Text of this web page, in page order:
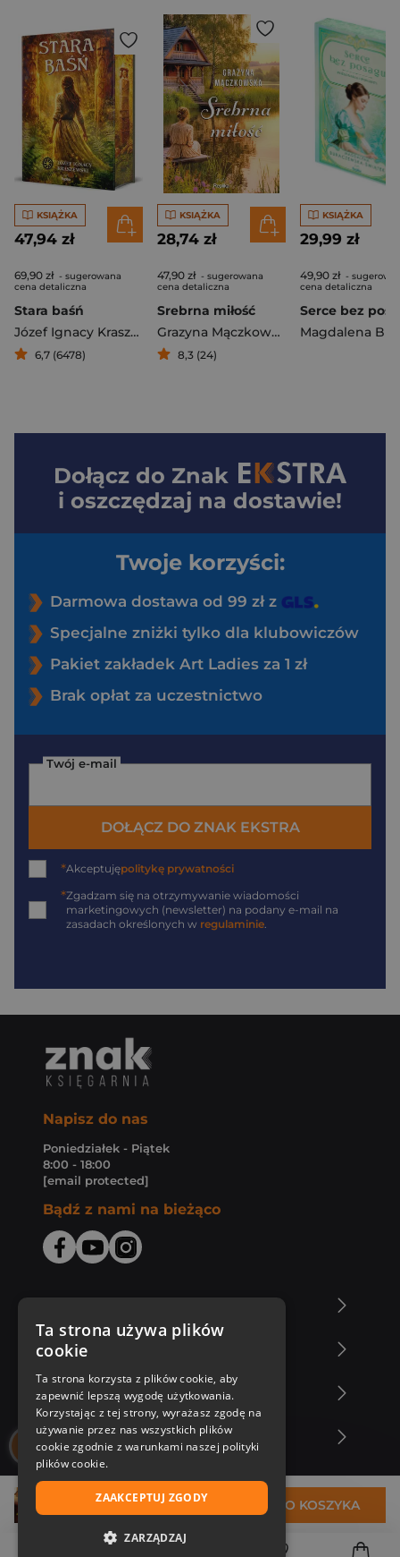
54,39 zł DO KOSZYKA
KSIĄŻKA
47,94 zł
69,90 zł - sugerowana
cena detaliczna
Stara baśń
Józef Ignacy Kraszewski
6,7 (6478)
KSIĄŻKA
28,74 zł
47,90 zł - sugerowana
cena detaliczna
Srebrna miłość
Grazyna Mączkowska
8,3 (24)
KSIĄŻKA
29,99 zł
49,90 zł -
cena detaliczna
Dołącz do Znak
i oszczędzaj na dostawie!
Twoje korzyści:
Darmowa dostawa od 99 zł z
Specjalne zniżki tylko dla klubowiczów
Pakiet zakładek Art Ladies za 1 zł
Brak opłat za uczestnictwo
Twój e-mail
DOŁĄCZ DO ZNAK EKSTRA
*Akceptujępolitykę prywatności
*Zgadzam się na otrzymywanie wiadomości
marketingowych (newsletter) na podany e-mail na
zasadach określonych w regulaminie.
Napisz do nas
Poniedziałek - Piątek
8:00 - 18:00
[email protected]
Bądź z nami na bieżąco
Zakupy u nas
Nasza oferta
Nasi autorzy
Ta strona używa plików
cookie
Ta strona korzysta z plików cookie, aby
zapewnić lepszą wygodę użytkowania.
Korzystając z tej strony, wyrażasz zgodę na
używanie przez nas wszystkich plików
cookie zgodnie z warunkami naszej polityki
plików cookie.
ZAAKCEPTUJ ZGODY
ZARZĄDZAJ